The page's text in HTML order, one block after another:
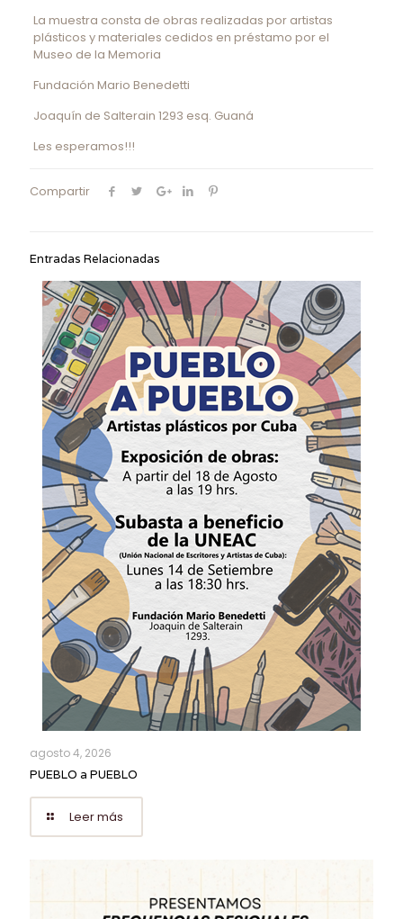
La muestra consta de obras realizadas por artistas
plásticos y materiales cedidos en préstamo por el
Museo de la Memoria
Fundación Mario Benedetti
Joaquín de Salterain 1293 esq. Guaná
Les esperamos!!!
Compartir
Entradas Relacionadas
agosto 4, 2026
PUEBLO a PUEBLO
Leer más